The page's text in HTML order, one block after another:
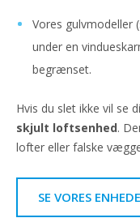
Vores gulvmodeller
under en
begrænset.
Hvis du slet ikke vil se
skjult loftsenhed.
lofter eller falske
SE VORES